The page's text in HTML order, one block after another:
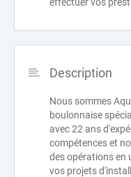
Description
Nous sommes
boulonnaise
avec 22 ans
compétences et
des opérations en
vos projets